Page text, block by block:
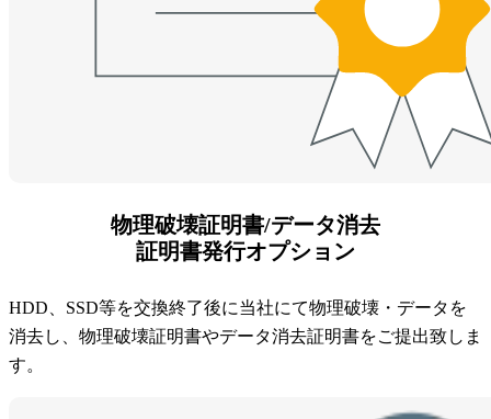
物理破壊証明書/データ消去
証明書発行オプション
HDD、SSD等を交換終了後に当社にて物理破壊・データを
消去し、物理破壊証明書やデータ消去証明書をご提出致しま
す。